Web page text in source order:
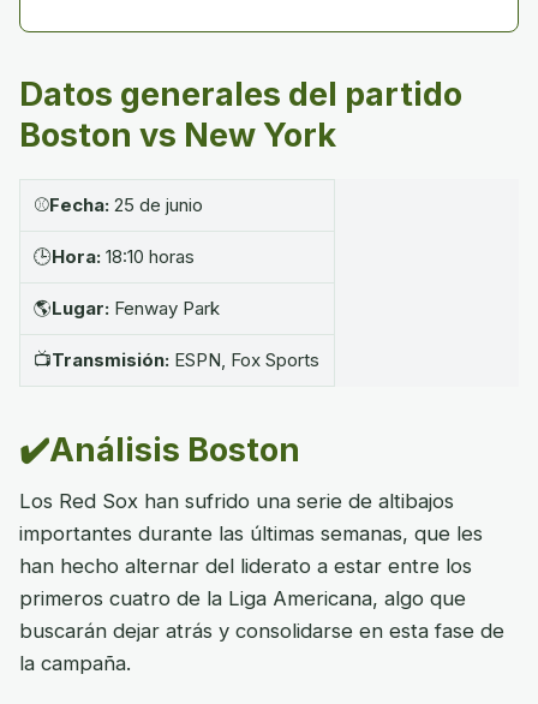
Datos generales del partido
Boston vs New York
⚾Fecha: 25 de junio
🕒Hora:18:10 horas
🌎Lugar: Fenway Park
📺Transmisión: ESPN, Fox Sports
✔️Análisis Boston
Los Red Sox han sufrido una serie de altibajos
importantes durante las últimas semanas, que les
han hecho alternar del liderato a estar entre los
primeros cuatro de la Liga Americana, algo que
buscarán dejar atrás y consolidarse en esta fase de
la campaña.